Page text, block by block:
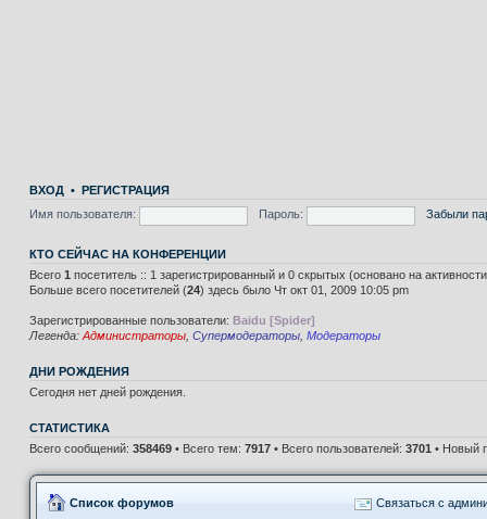
ВХОД • РЕГИСТРАЦИЯ
Имя пользователя:
Пароль: Забыли
КТО СЕЙЧАС НА КОНФЕРЕНЦИИ
Всего 1 посетитель :: 1 зарегистрированный и 0 скрытых (основано на
Больше всего посетителей (24) здесь было Чт окт 01, 2009 10:05 pm
Зарегистрированные пользователи: Baidu [Spider]
Легенда: Администраторы Супермодераторы Модераторы
ДНИ РОЖДЕНИЯ
Сегодня нет дней рождения.
СТАТИСТИКА
Всего сообщений: 358469 • Всего тем: 7917 • Всего пользователей: 3701 • Новый
Список форумов Связаться с